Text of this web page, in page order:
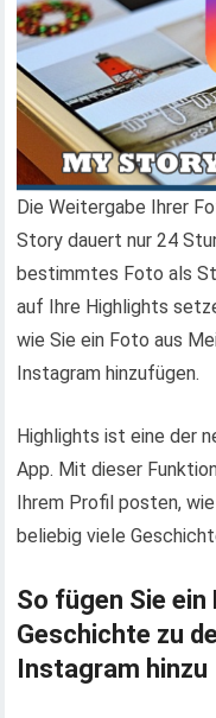
Die Weitergabe Ihrer
Story dauert nur 24
bestimmtes Foto als
auf Ihre Highlights
wie Sie ein Foto aus
Instagram hinzufügen.
Highlights ist eine der
App. Mit dieser
Ihrem Profil posten,
beliebig viele
So fügen Sie
Geschichte zu
Instagram hinzu